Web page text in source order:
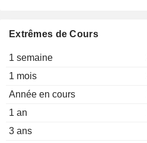
Extrêmes de Cours
1 semaine
1 mois
Année en cours
1 an
3 ans